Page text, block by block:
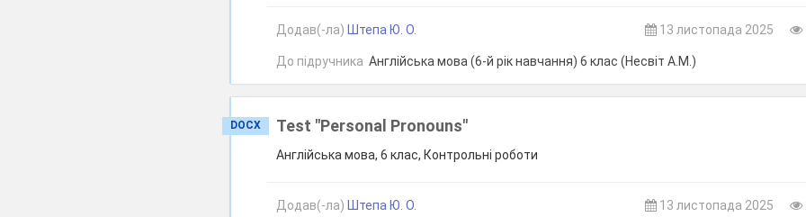
Додав(-ла) Штепа Ю. О. 13 листопада 2025
До підручника Англійська мова (6-й рік навчання) 6 клас (Несвіт А.М.)
DOCX Test "Personal Pronouns"
Англійська мова, 6 клас, Контрольні роботи
Додав(-ла) Штепа Ю. О. 13 листопада 2025